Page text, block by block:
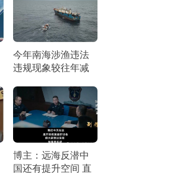
今年南海涉渔违法
违规现象较往年减
著
博主：远海反潜中
国还有提升空间 直